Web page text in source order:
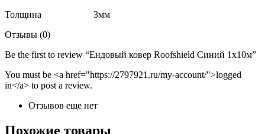
Толщина 3мм
Отзывы (0)
Be the first to review “Ендовый ковер Roofshield Синий 1х10м”
You must be <a href="https://2797921.ru/my-account/">logged
in</a> to post a review.
Отзывов еще нет
Похожие товары